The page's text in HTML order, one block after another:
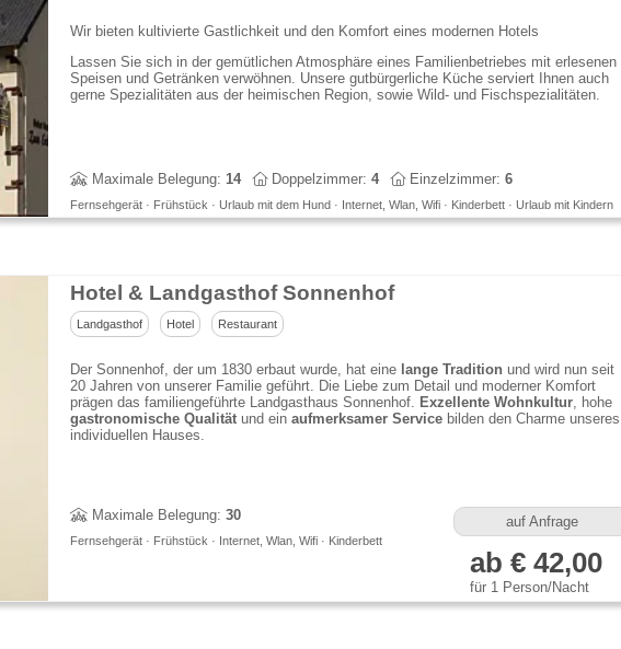
Wir bieten kultivierte Gastlichkeit und den Komfort eines modernen Hotels
Lassen Sie sich in der gemütlichen Atmosphäre eines Familienbetriebes mit erlesenen
Speisen und Getränken verwöhnen. Unsere gutbürgerliche Küche serviert Ihnen auch
gerne Spezialitäten aus der heimischen Region, sowie Wild- und Fischspezialitäten.
Maximale Belegung: 14 Doppelzimmer: 4 Einzelzimmer: 6
Fernsehgerät · Frühstück · Urlaub mit dem Hund · Internet, Wlan, Wifi · Kinderbett · Urlaub mit Kindern
Hotel & Landgasthof Sonnenhof
Landgasthof Hotel Restaurant
Der Sonnenhof, der um 1830 erbaut wurde, hat eine lange Tradition und wird nun seit
20 Jahren von unserer Familie geführt. Die Liebe zum Detail und moderner Komfort
prägen das familiengeführte Landgasthaus Sonnenhof. Exzellente Wohnkultur, hohe
gastronomische Qualitätund ein aufmerksamer Servicebilden den Charme unseres
individuellen Hauses.
Maximale Belegung: 30
Fernsehgerät · Frühstück · Internet, Wlan, Wifi · Kinderbett
auf Anfrage
ab € 42,00
für 1 Person/Nacht